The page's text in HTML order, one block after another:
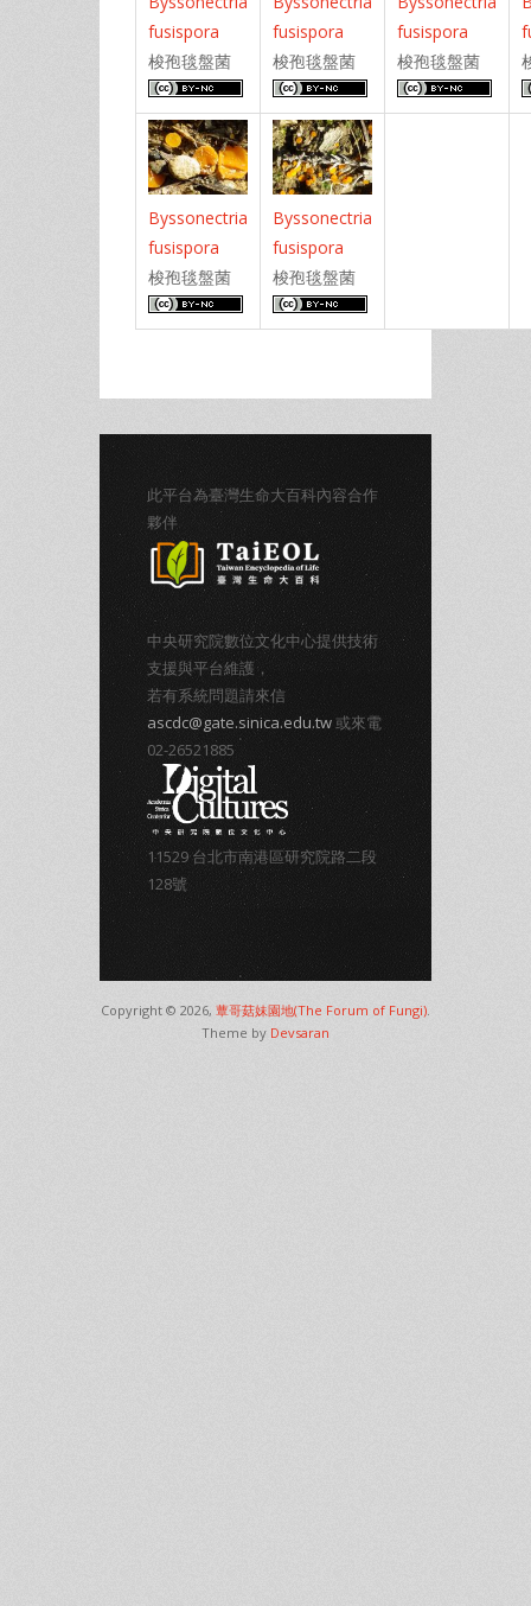
fusispora
梭孢毯盤菌
fusispora
梭孢毯盤菌
fusispora
梭孢毯盤菌
Byssonectria
fusispora
梭孢毯盤菌
Byssonectria
fusispora
梭孢毯盤菌
此平台為臺灣生命大百科內容合作
夥伴
中央研究院數位文化中心提供技術
支援與平台維護，
若有系統問題請來信
ascdc@gate.sinica.edu.tw 或來電
02-26521885
11529 台北市南港區研究院路二段
128號
Copyright © 2026, 蕈哥菇妹園地(The Forum of Fungi)
Theme by Devsaran